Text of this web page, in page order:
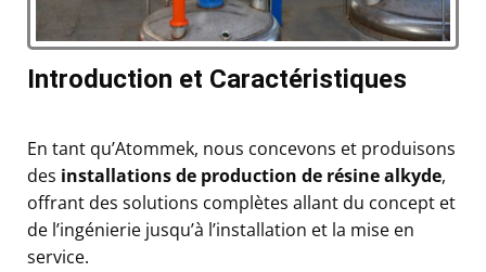
Introduction et Caractéristiques
En tant qu’Atommek, nous concevons et produisons
des installations de production de résine alkyde,
offrant des solutions complètes allant du concept et
de l’ingénierie jusqu’à l’installation et la mise en
service.